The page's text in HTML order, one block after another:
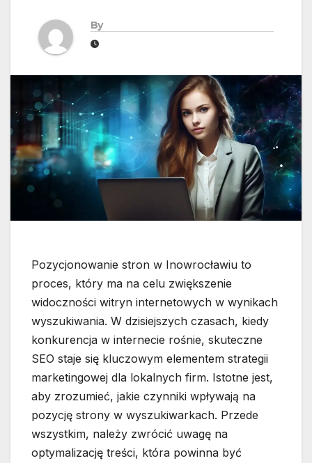
By
Pozycjonowanie stron w Inowrocławiu to
proces, który ma na celu zwiększenie
widoczności witryn internetowych w wynikach
wyszukiwania. W dzisiejszych czasach, kiedy
konkurencja w internecie rośnie, skuteczne
SEO staje się kluczowym elementem strategii
marketingowej dla lokalnych firm. Istotne jest,
aby zrozumieć, jakie czynniki wpływają na
pozycję strony w wyszukiwarkach. Przede
wszystkim, należy zwrócić uwagę na
optymalizację treści, która powinna być